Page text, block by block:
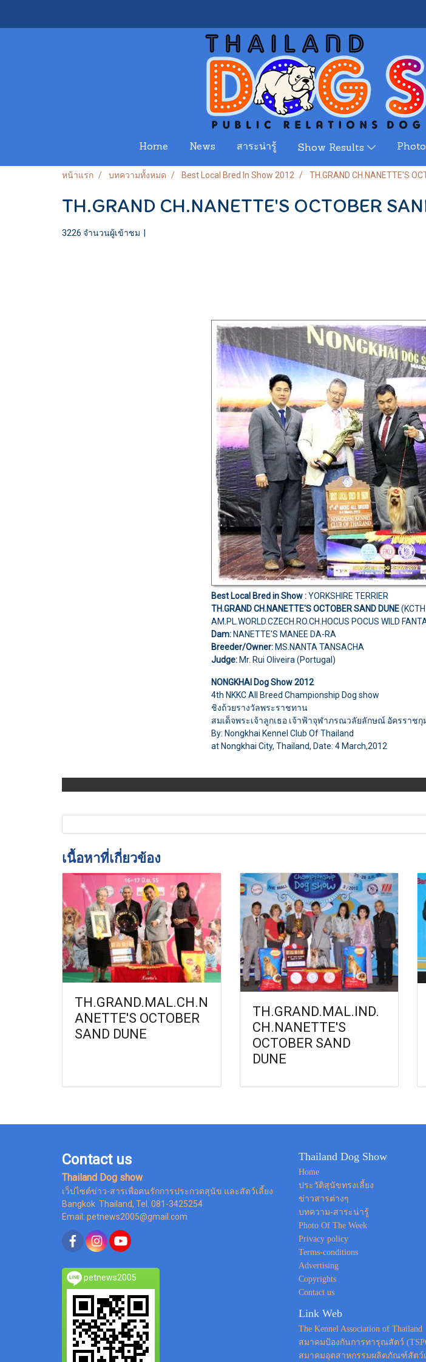
Home News สาระน่ารู้ Show Results
หน้าแรก บทความทั้งหมด Best Local Bred In Show 2012 TH.GRAND CH.NANETTE'S
TH.GRAND CH.NANETTE'S OCTOBER
3226 จำนวนผู้เข้าชม |
Best Local Bred in Show :YORKSHIRE TERRIER
TH.GRAND CH.NANETTE'S OCTOBER SAND DUNE
AM.PL.WORLD.CZECH.RO.CH.HOCUS POCUS WILD
Dam: NANETTE'S MANEE DA-RA
Breeder/Owner: MS.NANTA TANSACHA
Judge: Mr. Rui Oliveira (Portugal)
NONGKHAI Dog Show 2012
4th NKKC All Breed Championship Dog show
ชิงถ้วยรางวัลพระราชทาน
สมเด็จพระเจ้าลูกเธอ เจ้าฟ้าจุฬาภรณวลัยลักษณ์ อัครราชกุ
By: Nongkhai Kennel Club Of Thailand
at Nongkhai City, Thailand, Date: 4 March,2012
เนื้อหาที่เกี่ยวข้อง
TH.GRAND.MAL.CH.N
ANETTE'S OCTOBER
SAND DUNE
TH.GRAND.MAL.IND.
CH.NANETTE'S
OCTOBER SAND
DUNE
Contact us
Thailand Dog show
เว็ปไซต์ข่าว-สารเพื่อคนรักการประกวดสุนัข และสัตว์เลี้ยง
Bangkok Thailand, Tel. 081-3425254
Email: petnews2005@gmail.com
petnews2005
Thailand Dog Show
Home
ประวัติสุนัขทรงเลี้ยง
ข่าวสารต่างๆ
บทความ-สาระน่ารู้
Photo Of The Week
Privacy policy
Terms-conditions
Advertising
Copyrights
Contact us
Link Web
The Kennel Association of Thailand
สมาคมป้องกันการทารุณสัตว์
สมาคมอุตสาหกรรมผลิตภัณฑ์สัตว์เ